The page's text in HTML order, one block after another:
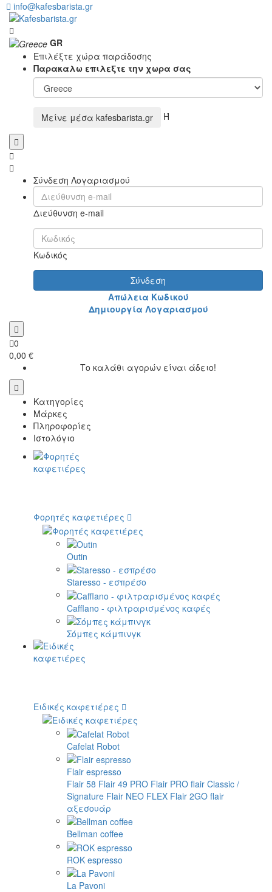
info@kafesbarista.gr
GR
Επιλέξτε χώρα παράδοσης
Παρακαλω επιλεξτε την χωρα σας
Μείνε μέσα kafesbarista.gr Ή
Σύνδεση Λογαριασμού
Διεύθυνση e-mail
Κωδικός
Σύνδεση
Απώλεια Κωδικού
Δημιουργία Λογαριασμού
0
0,00 €
Το καλάθι αγορών είναι άδειο!
Κατηγορίες
Μάρκες
Πληροφορίες
Ιστολόγιο
Φορητές καφετιέρες
Outin
Staresso - εσπρέσο
Cafflano - φιλτραρισμένος καφές
Σόμπες κάμπινγκ
Ειδικές καφετιέρες
Cafelat Robot
Flair espresso
Flair 58 Flair 49 PRO Flair PRO flair Classic /
Signature Flair NEO FLEX Flair 2GO flair
αξεσουάρ
Bellman coffee
ROK espresso
La Pavoni